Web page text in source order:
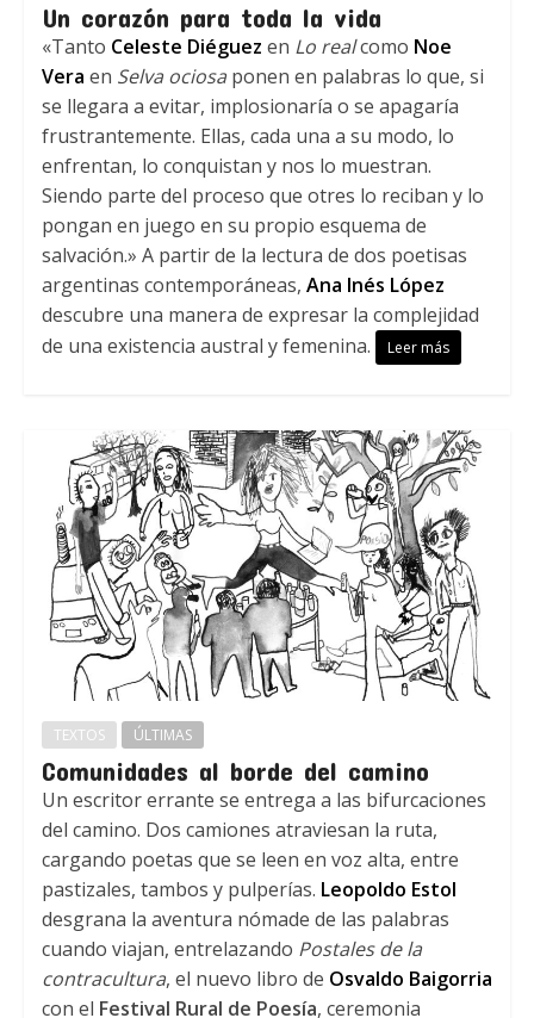
Un corazón para toda la vida
«Tanto Celeste Diéguez en Lo realcomo Noe
Vera en Selva ociosaponen en palabras lo que, si
se llegara a evitar, implosionaría o se apagaría
frustrantemente. Ellas, cada una a su modo, lo
enfrentan, lo conquistan y nos lo muestran.
Siendo parte del proceso que otres lo reciban y lo
pongan en juego en su propio esquema de
salvación.» A partir de la lectura de dos poetisas
argentinas contemporáneas, Ana Inés López
descubre una manera de expresar la complejidad
de una existencia austral y femenina.
Leer más
TEXTOS ÚLTIMAS
Comunidades al borde del camino
Un escritor errante se entrega a las bifurcaciones
del camino. Dos camiones atraviesan la ruta,
cargando poetas que se leen en voz alta, entre
pastizales, tambos y pulperías. Leopoldo Estol
desgrana la aventura nómade de las palabras
cuando viajan, entrelazando Postales de la
contracultura, el nuevo libro de Osvaldo Baigorria
con el Festival Rural de Poesía, ceremonia